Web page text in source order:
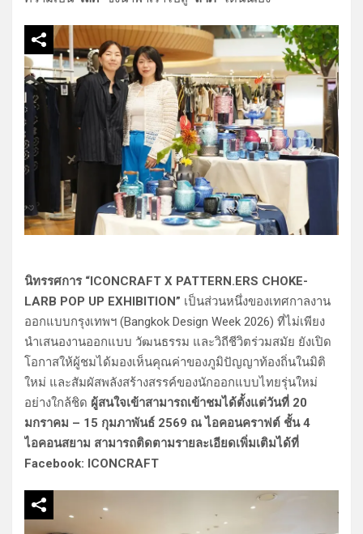
นิทรรศการ “ICONCRAFT X PATTERN.ERS CHOKE-
LARB POP UP EXHIBITION” เป็นส่วนหนึ่งของเทศกาลงาน
ออกแบบกรุงเทพฯ (Bangkok Design Week 2026) ที่ไม่เพียง
นำเสนองานออกแบบ วัฒนธรรม และวิถีชีวิตร่วมสมัย ยังเปิด
โอกาสให้ผู้ชมได้มองเห็นคุณค่าของภูมิปัญญาท้องถิ่นในมิติ
ใหม่ และสัมผัสพลังสร้างสรรค์ของนักออกแบบไทยรุ่นใหม่
อย่างใกล้ชิด ผู้สนใจเข้าสามารถเข้าชมได้ตั้งแต่วันที่ 20
มกราคม – 15 กุมภาพันธ์ 2569 ณ ไอคอนคราฟต์ ชั้น 4
ไอคอนสยาม สามารถติดตามรายละเอียดเพิ่มเติมได้ที่
Facebook: ICONCRAFT